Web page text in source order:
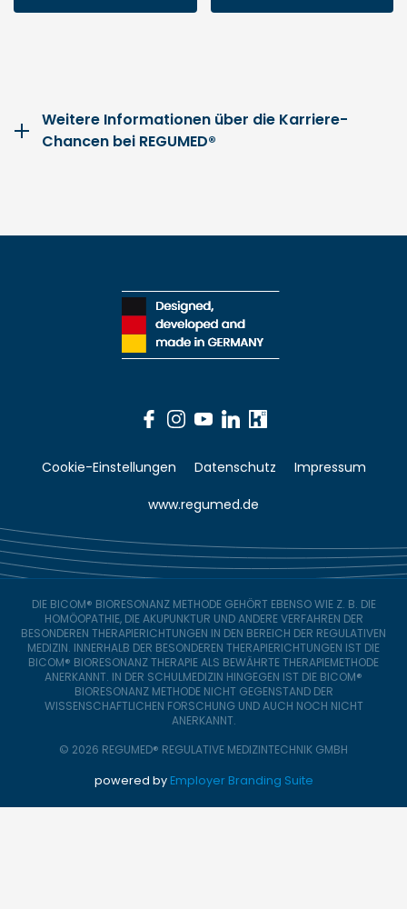
Weitere Informationen über die Karriere-
Chancen bei REGUMED®
Cookie-Einstellungen Datenschutz Impressum
www.regumed.de
DIE BICOM® BIORESONANZ METHODE GEHÖRT EBENSO WIE Z. B. DIE
HOMÖOPATHIE, DIE AKUPUNKTUR UND ANDERE VERFAHREN DER
BESONDEREN THERAPIERICHTUNGEN IN DEN BEREICH DER REGULATIVEN
MEDIZIN. INNERHALB DER BESONDEREN THERAPIERICHTUNGEN IST DIE
BICOM® BIORESONANZ THERAPIE ALS BEWÄHRTE THERAPIEMETHODE
ANERKANNT. IN DER SCHULMEDIZIN HINGEGEN IST DIE BICOM®
BIORESONANZ METHODE NICHT GEGENSTAND DER
WISSENSCHAFTLICHEN FORSCHUNG UND AUCH NOCH NICHT
ANERKANNT.
© 2026 REGUMED® REGULATIVE MEDIZINTECHNIK GMBH
powered by Employer Branding Suite